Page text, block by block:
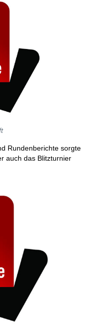
Rundenberichte sorgte
auch das Blitzturnier